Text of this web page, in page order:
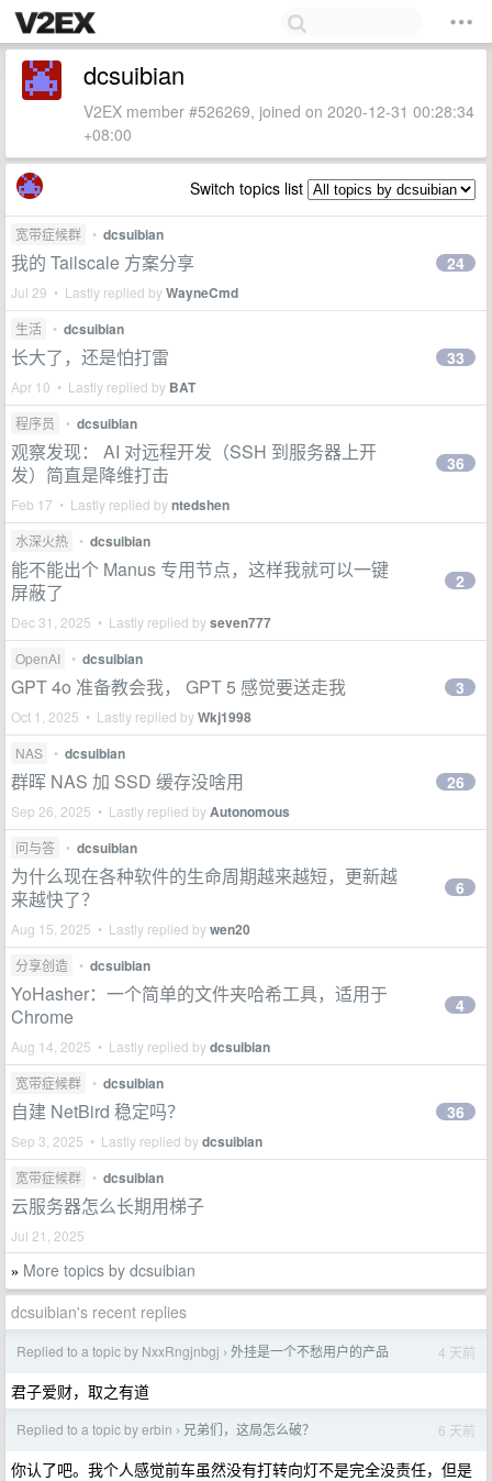
dcsuibian
V2EX member #526269, joined on 2020-12-31 00:28:34
+08:00
Switch topics list
宽带症候群 • dcsuibian
我的 Tailscale 方案分享
Jul 29 • Lastly replied byWayneCmd
24
生活 • dcsuibian
长大了，还是怕打雷
Apr 10 • Lastly replied by BAT
33
程序员 • dcsuibian
观察发现： AI 对远程开发（SSH 到服务器上开
发）简直是降维打击
Feb 17 • Lastly replied byntedshen
36
水深火热 • dcsuibian
能不能出个 Manus 专用节点，这样我就可以一键
屏蔽了
Dec 31, 2025 • Lastly replied byseven777
2
OpenAI • dcsuibian
GPT 4o 准备教会我， GPT 5 感觉要送走我
Oct 1, 2025 • Lastly replied byWkj1998
3
NAS • dcsuibian
群晖 NAS 加 SSD 缓存没啥用
Sep 26, 2025 • Lastly replied byAutonomous
26
问与答 • dcsuibian
为什么现在各种软件的生命周期越来越短，更新越
来越快了？
Aug 15, 2025 • Lastly replied bywen20
6
分享创造 • dcsuibian
YoHasher：一个简单的文件夹哈希工具，适用于
Chrome
Aug 14, 2025 • Lastly replied bydcsuibian
4
宽带症候群 • dcsuibian
自建 NetBird 稳定吗？
Sep 3, 2025 • Lastly replied bydcsuibian
36
宽带症候群 • dcsuibian
云服务器怎么长期用梯子
Jul 21, 2025
» More topics by dcsuibian
dcsuibian's recent replies
Replied to a topic by NxxRngjnbgj › 外挂是一个不愁用户的产品 4 天前
君子爱财，取之有道
Replied to a topic by erbin › 兄弟们，这局怎么破？ 6 天前
你认了吧。我个人感觉前车虽然没有打转向灯不是完全没责任，但是